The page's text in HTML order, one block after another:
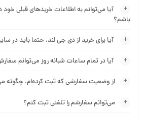
آیا می‌‏توانم به اطلاعات خریدهای قبلی
باشم؟
آیا برای خرید از دی جی لند، حتما باید در
آیا در تمام ساعات شبانه روز می‌توانم
از وضعیت سفارشی که ثبت کرده‏‌ام، چگونه
می‏‌توانم سفارشم را تلفنی ثبت کنم؟